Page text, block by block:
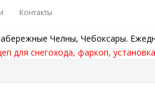
Контакты
Челны, Чебоксары.
для снегохода, фаркоп,